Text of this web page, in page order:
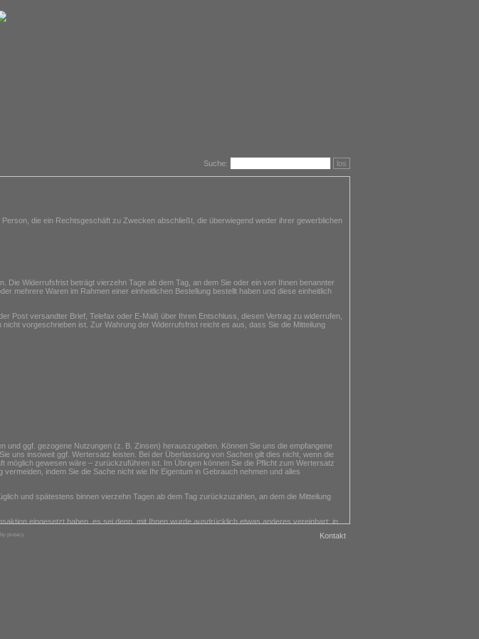
Suche: los
pixtacy Kontakt
die ein Rechtsgeschäft zu Zwecken abschließt, die überwiegend weder ihrer gewerblichen
Widerrufsfrist beträgt vierzehn Tage ab dem Tag, an dem Sie oder ein von Ihnen benannter
mehrere Waren im Rahmen einer einheitlichen Bestellung bestellt haben und diese einheitlich
Post versandter Brief, Telefax oder E-Mail) über Ihren Entschluss, diesen Vertrag zu widerrufen,
vorgeschrieben ist. Zur Wahrung der Widerrufsfrist reicht es aus, dass Sie die Mitteilung
ggf. gezogene Nutzungen (z. B. Zinsen) herauszugeben. Können Sie uns die empfangene
uns insoweit ggf. Wertersatz leisten. Bei der Überlassung von Sachen gilt dies nicht, wenn die
gewesen wäre – zurückzuführen ist. Im Übrigen können Sie die Pflicht zum Wertersatz
indem Sie die Sache nicht wie Ihr Eigentum in Gebrauch nehmen und alles
und spätestens binnen vierzehn Tagen ab dem Tag zurückzuzahlen, an dem die Mitteilung
eingesetzt haben, es sei denn, mit Ihnen wurde ausdrücklich etwas anderes vereinbart; in